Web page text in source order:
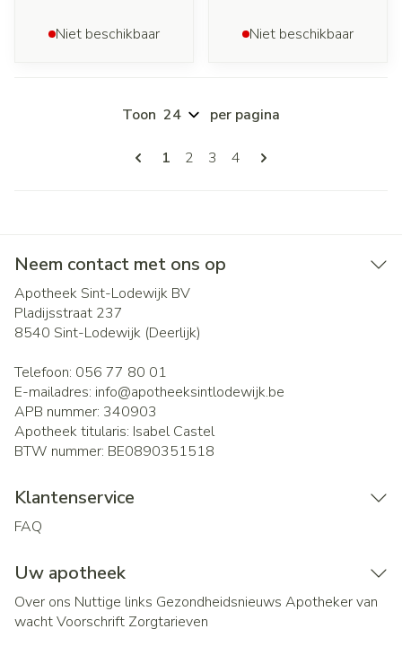
Niet beschikbaar Niet beschikbaar
Pagina's
U lees momenteel pagina
1 Pagina
2 Pagina
3 Pagina
4
Toon per pagina
Neem contact met ons op
Apotheek Sint-Lodewijk BV
Pladijsstraat 237
8540 Sint-Lodewijk (Deerlijk)
Telefoon: 056 77 80 01
E-mailadres: info@apotheeksintlodewijk.be
APB nummer: 340903
Apotheek titularis: Isabel Castel
BTW nummer: BE0890351518
Klantenservice
FAQ
Uw apotheek
Over ons Nuttige links Gezondheidsnieuws Apotheker van
wachtVoorschrift Zorgtarieven